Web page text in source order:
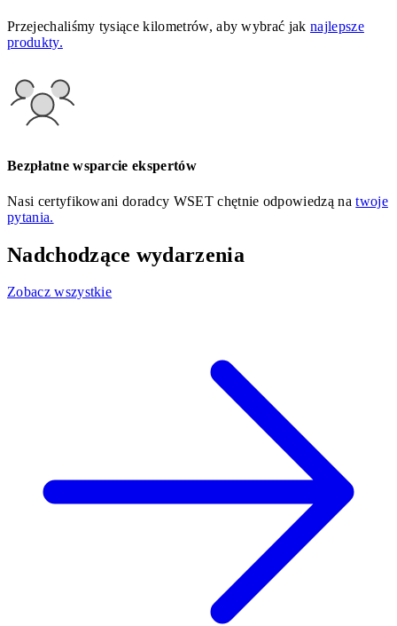
Przejechaliśmy tysiące kilometrów, aby wybrać jaknajlepsze
produkty.
Bezpłatne wsparcie ekspertów
Nasi certyfikowani doradcy WSET chętnie odpowiedzą natwoje
pytania.
Nadchodzące wydarzenia
Zobacz wszystkie